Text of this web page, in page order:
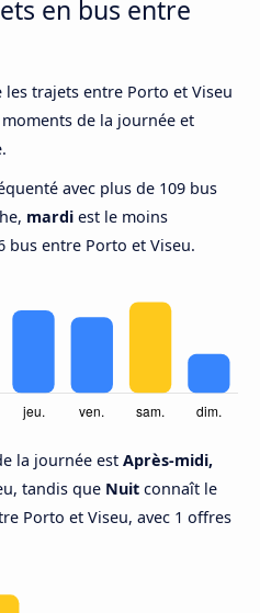
en bus entre
trajets entre Porto et Viseu
de la journée et
avec plus de 109 bus
mardi est le moins
bus entre Porto et Viseu.
la journée est Après-midi,
tandis que Nuit connaît le
Porto et Viseu, avec 1 offres